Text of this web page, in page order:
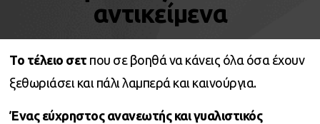
αντικείμενα
Το τέλειο σετ που σε βοηθά να κάνεις όλα όσα έχουν
ξεθωριάσει και πάλι λαμπερά και καινούργια.
Ένας εύχρηστος ανανεωτής και γυαλιστικός